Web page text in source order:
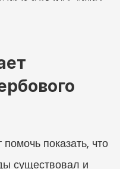
показать, что
существовал и